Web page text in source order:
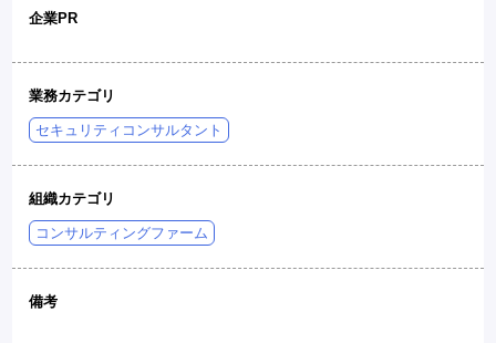
企業PR
業務カテゴリ
セキュリティコンサルタント
組織カテゴリ
コンサルティングファーム
備考